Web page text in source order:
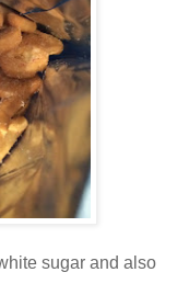
sugar and also